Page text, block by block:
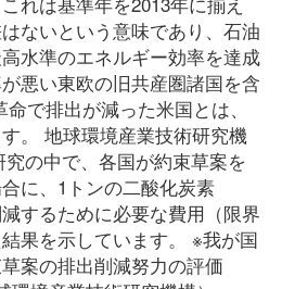
ないという意味であり、石油
水準のエネルギー効率を達成
悪い東欧の旧共産圏諸国を含
で排出が減った米国とは、
。 地球環境産業技術研究機
の中で、各国が約束草案を
に、1トンの二酸化炭素
減するために必要な費用（限界
果を示しています。 ※我が国
案の排出削減努力の評価